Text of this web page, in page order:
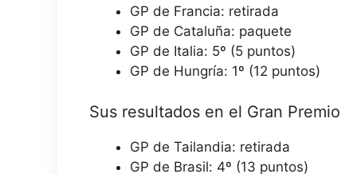
GP de Francia: retirada
GP de Cataluña: paquete
GP de Italia: 5º (5 puntos)
GP de Hungría: 1º (12 puntos)
Sus resultados en el Gran Premio
GP de Tailandia: retirada
GP de Brasil: 4º (13 puntos)